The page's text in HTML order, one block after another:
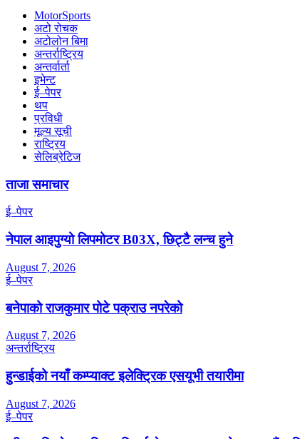
MotorSports
अटो रोचक
अटोलोन बिमा
अन्तर्राष्ट्रिय
अन्तर्वार्ता
इभेन्ट
ई–पेपर
थप
प्रविधी
मूल्य सूची
राष्ट्रिय
सेलिब्रेटिज
ताजा समाचार
ई–पेपर
नेपाल आइपुग्यो लिपमोटर B03X, छिट्टै लन्च हुने
August 7, 2026
ई–पेपर
बनेपाको राजकुमार पोटे पक्राउ नपरेको
August 7, 2026
अन्तर्राष्ट्रिय
हुन्डाईको नयाँ कम्प्याक्ट इलेक्ट्रिक एसयूभी तयारीमा
August 7, 2026
ई–पेपर